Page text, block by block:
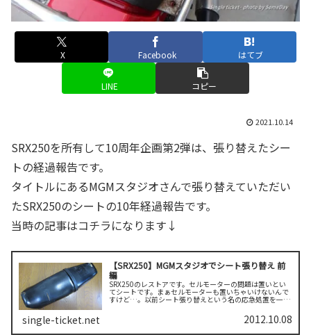
X Facebook はてブ
LINE コピー
2021.10.14
SRX250を所有して10周年企画第2弾は、張り替えたシー
トの経過報告です。
タイトルにあるMGMスタジオさんで張り替えていただい
たSRX250のシートの10年経過報告です。
当時の記事はコチラになります↓
【SRX250】MGMスタジオでシート張り替え 前
編
SRX250のレストアです。セルモーターの問題は置いとい
てシートです。まぁセルモーターも置いちゃいけないんで
すけど…。以前シート張り替えという名の応急処置を一度
single-ticket.net 2012.10.08